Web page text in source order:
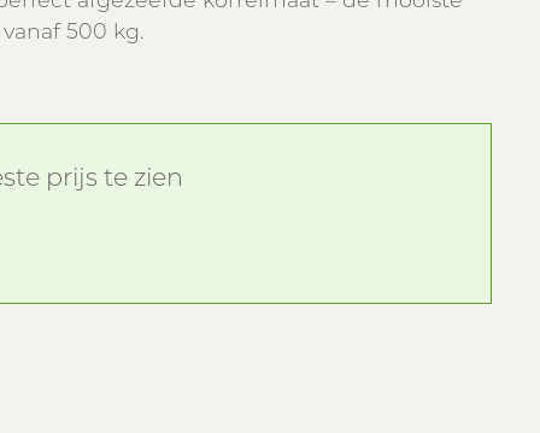
500 kg.
prijs te zien